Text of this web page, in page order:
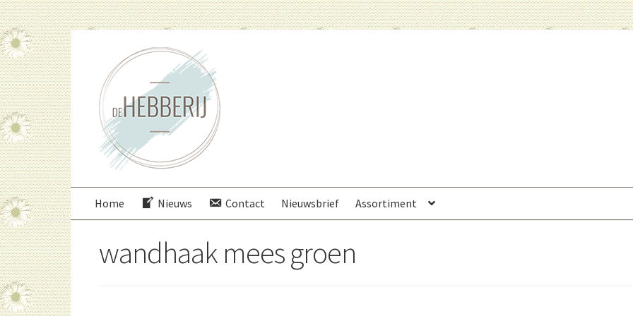
door
naar
navigatie
direct
naar
inhoud
Home Nieuws Contact Nieuwsbrief Assortiment
wandhaak mees groen